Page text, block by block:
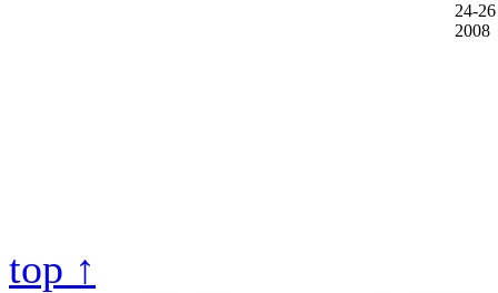
24-
2008
top ↑